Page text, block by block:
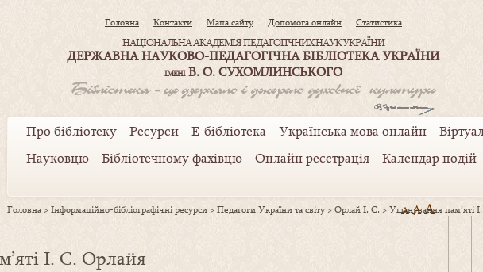
Головна Контакти Мапа сайту Допомога онлайн Статистика
НАЦІОНАЛЬНА АКАДЕМІЯ ПЕДАГОГІЧНИХ НАУК УКРАЇНИ
ДЕРЖАВНА НАУКОВО-ПЕДАГОГІЧНА БІБЛІОТЕКА УКРАЇНИ
ІМЕНІВ. О. СУХОМЛИНСЬКОГО
Про бібліотеку Ресурси Е-бібліотека Українська мова онлайн
Науковцю
Бібліотечному фахівцю Онлайн реєстрація Календар подій
Головна >Інформаційно-бібліографічні ресурси >Педагоги України та світу >Орлай І. С. >Ушанування пам’яті
A AA
І. С. Орлайя